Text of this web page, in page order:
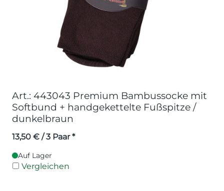
Art.: 443043 Premium Bambussocke mit
Softbund + handgekettelte Fußspitze /
dunkelbraun
13,50 € / 3 Paar *
Auf Lager
Vergleichen